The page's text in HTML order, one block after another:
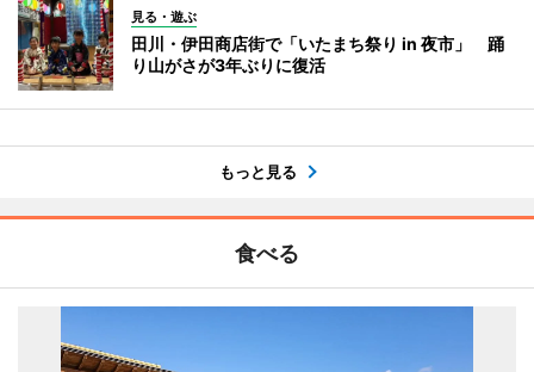
見る・遊ぶ
田川・伊田商店街で「いたまち祭り in 夜市」 踊
り山がさが3年ぶりに復活
もっと見る
食べる